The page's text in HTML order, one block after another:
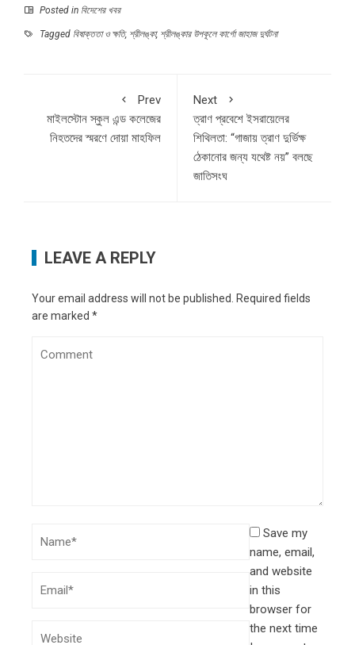
Posted in বিদেশের খবর
Tagged বিষাক্ততা ও ক্ষতি, শ্রীলঙ্কা, শ্রীলঙ্কার উপকূলে কার্গো জাহাজ দুর্ঘটনা
Prev
মাইলস্টোন স্কুল এন্ড কলেজের
নিহতদের স্মরণে দোয়া মাহফিল
Next
ত্রাণ প্রবেশে ইসরায়েলের
শিথিলতা: “গাজায় ত্রাণ দুর্ভিক্ষ
ঠেকানোর জন্য যথেষ্ট নয়” বলছে
জাতিসংঘ
LEAVE A REPLY
Your email address will not be published. Required fields
are marked *
Save my
name, email,
and website
in this
browser for
the next time